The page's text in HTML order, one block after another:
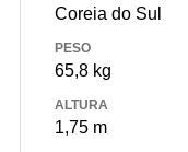
Coreia do Sul
PESO
65,8 kg
ALTURA
1,75 m